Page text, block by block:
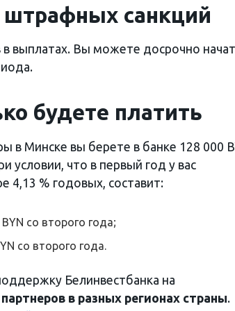
штрафных санкций
в выплатах. Вы можете досрочно
будете платить
в Минске вы берете в банке 128 000
что в первый год у вас
4,13 % годовых, составит:
со второго года;
со второго года.
Белинвестбанка на
партнеров в разных регионах страны.